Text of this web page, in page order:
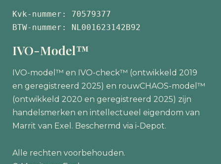
Kvk-nummer: 70579377
BTW-nummer: NL001623142B92
IVO-Model™
IVO-model™ en IVO-check™ (ontwikkeld 2019
en geregistreerd 2025) en rouwCHAOS-model™
(ontwikkeld 2020 en geregistreerd 2025) zijn
handelsmerken en intellectueel eigendom van
Marrit van Exel. Beschermd via i-Depot.
Alle rechten voorbehouden.